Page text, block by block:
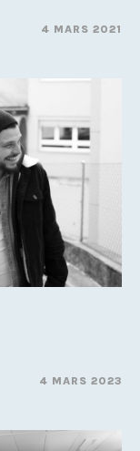
4 MARS 2021
4 MARS 2023